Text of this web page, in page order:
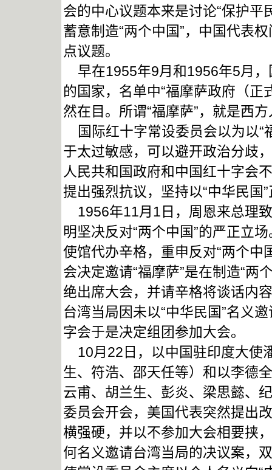
会的中心议题本来是讨论“保护平
蓄意制造“两个中国”，中国代表
点议题。
早在1955年9月和1956年5月，
的国家，名单中“福摩萨政府（
然在目。所谓“福摩萨”，就是西
国际红十字常设委员会以为以“
于太过敏感，可以避开政治分歧
人民共和国政府和中国红十字会
提出强烈抗议，坚持以“中华民国
1956年11月1日，周恩来总理
明坚决反对“两个中国”的严正立
使馆代办辛格，重申反对“两个中
会决定邀请“福摩萨”是在制造“两
绝出席大会，并请辛格将谈话内
台湾当局因未以“中华民国”名义
字会于是决定组团参加大会。
10月22日，以中国驻印度大使
生、符浩、邵天任等）和以李德
云甫、胡兰生、彭炎、梁思懿、
委员会开会，美国代表突然提出
横强硬，并以不参加大会相要挟
何名义邀请台湾当局的决议案，